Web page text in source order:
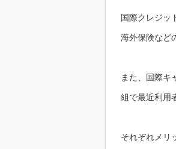
国際クレジッ
海外保険など
また、国際キ
組で最近利用
それぞれメリ